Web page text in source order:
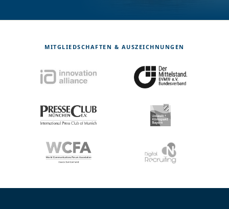
MITGLIEDSCHAFTEN & AUSZEICHNUNGEN